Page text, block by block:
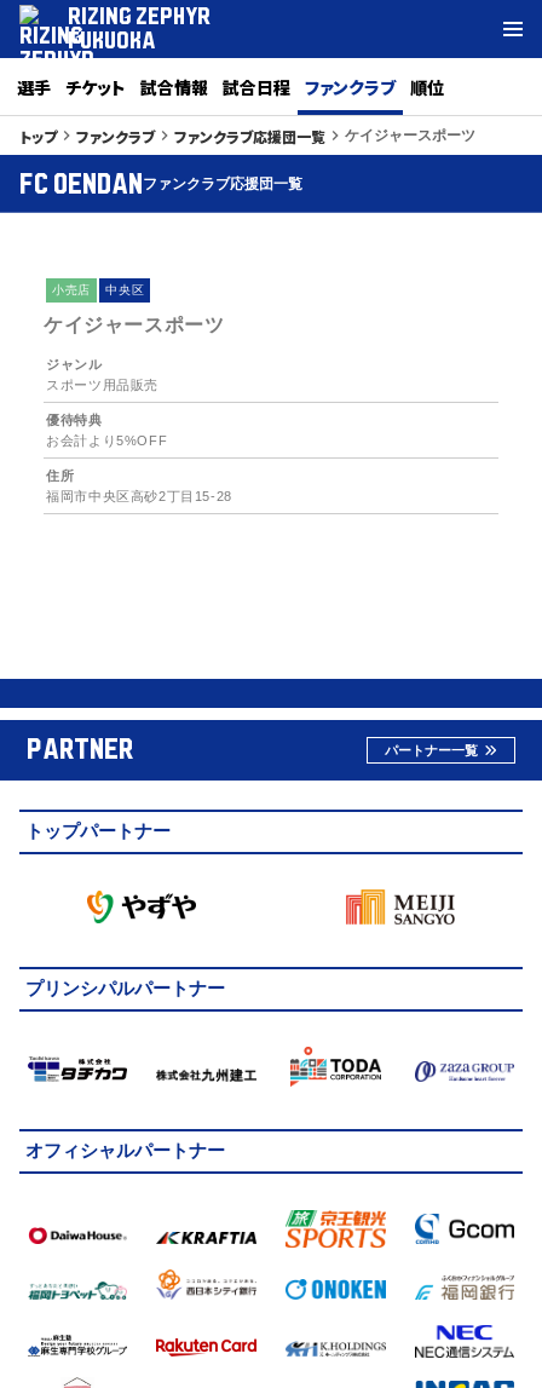
RIZING ZEPHYR
FUKUOKA
選手 チケット 試合情報 試合日程 ファンクラブ 順位
トップkeyboard_arrow_right ファンクラブkeyboard_arrow_right ファンクラブ応援団一覧 keyboard_arrow_right ケイジャースポーツ
FC OENDAN ファンクラブ応援団一覧
小売店 中央区
ケイジャースポーツ
ジャンル
スポーツ用品販売
優待特典
お会計より5%OFF
住所
福岡市中央区高砂2丁目15-28
PARTNER パートナー一覧
トップパートナー
プリンシパルパートナー
オフィシャルパートナー